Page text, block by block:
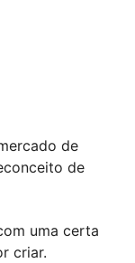
de
de
uma certa
criar.